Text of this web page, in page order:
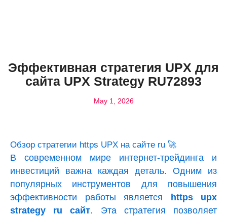
Эффективная стратегия UPX для
сайта UPX Strategy RU72893
May 1, 2026
Обзор стратегии https UPX на сайте ru 🚀
В современном мире интернет-трейдинга и
инвестиций важна каждая деталь. Одним из
популярных инструментов для повышения
эффективности работы является https upx
strategy ru сайт. Эта стратегия позволяет